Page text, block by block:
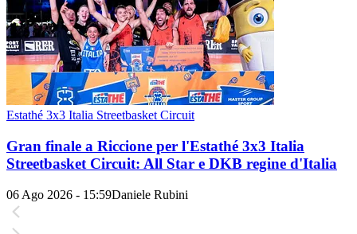
Estathé 3x3 Italia Streetbasket Circuit
Gran finale a Riccione per l'Estathé 3x3 Italia
Streetbasket Circuit: All Star e DKB regine d'Italia
06 Ago 2026 - 15:59Daniele Rubini